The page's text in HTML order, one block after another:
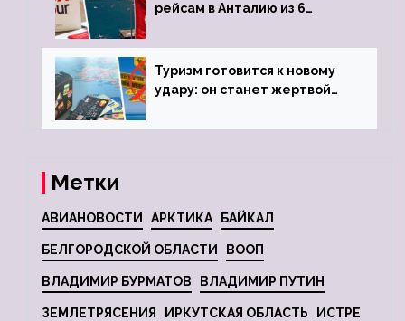
рейсам в Анталию из 6
Туризм готовится к новому
удару: он станет жертвой
Метки
АВИАНОВОСТИ АРКТИКА БАЙКАЛ
БЕЛГОРОДСКОЙ ОБЛАСТИ ВООП
ВЛАДИМИР БУРМАТОВ ВЛАДИМИР ПУТИН
ЗЕМЛЕТРЯСЕНИЯ ИРКУТСКАЯ ОБЛАСТЬ ИСТРЕ